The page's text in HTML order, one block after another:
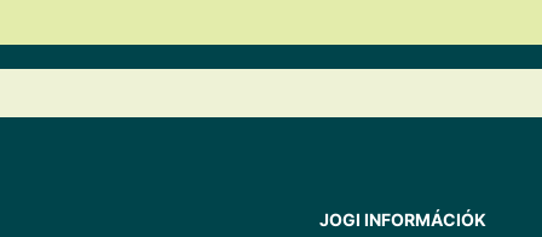
JOGI INFORMÁCIÓK